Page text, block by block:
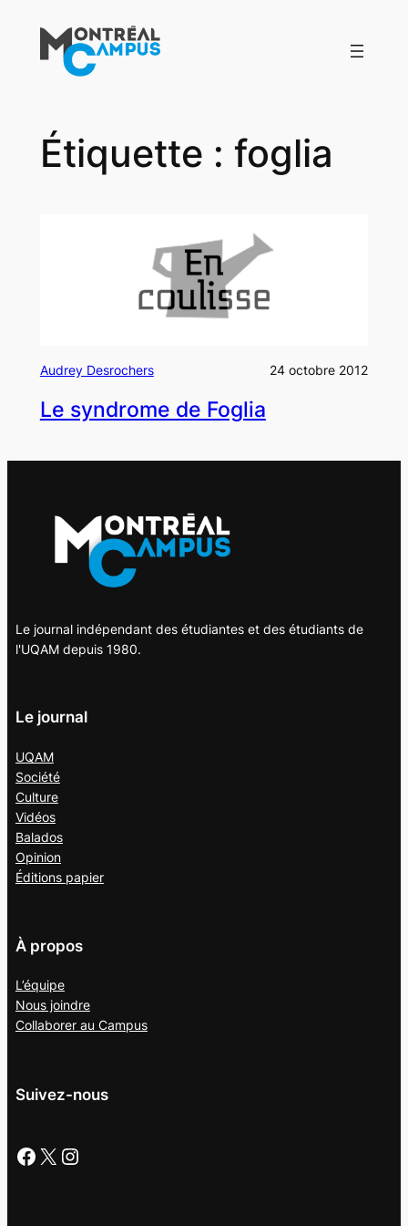
contenu
Étiquette : foglia
Audrey Desrochers 24 octobre 2012
Le syndrome de Foglia
Le journal indépendant des étudiantes et des étudiants de
l'UQAM depuis 1980.
Le journal
UQAM
Société
Culture
Vidéos
Balados
Opinion
Éditions papier
À propos
L’équipe
Nous joindre
Collaborer au Campus
Suivez-nous
Facebook X Instagram